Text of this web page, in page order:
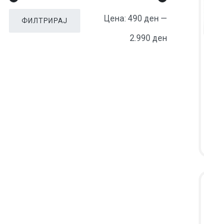
ФИЛТРИРАЈ Цена: 490 ден —
2.990 ден